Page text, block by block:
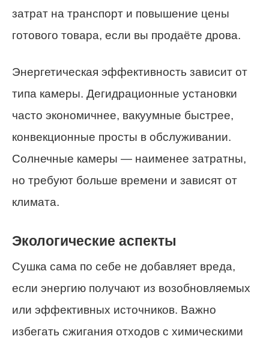
затрат на транспорт и повышение цены
готового товара, если вы продаёте дрова.
Энергетическая эффективность зависит от
типа камеры. Дегидрационные установки
часто экономичнее, вакуумные быстрее,
конвекционные просты в обслуживании.
Солнечные камеры — наименее затратны,
но требуют больше времени и зависят от
климата.
Экологические аспекты
Сушка сама по себе не добавляет вреда,
если энергию получают из возобновляемых
или эффективных источников. Важно
избегать сжигания отходов с химическими